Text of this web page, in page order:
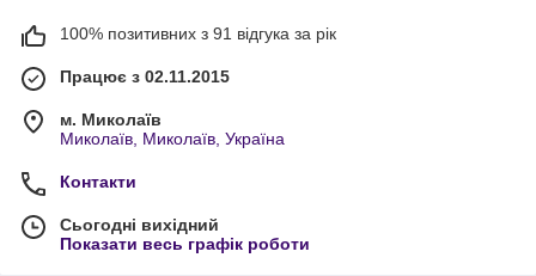
100% позитивних з 91 відгука за рік
Працює з 02.11.2015
м. Миколаїв
Миколаїв, Миколаїв, Україна
Контакти
Сьогодні вихідний
Показати весь графік роботи